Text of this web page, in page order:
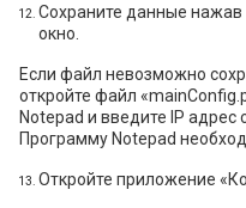
Сохраните данные нажав
окно.
Если файл невозможно
откройте файл
Notepad и введите IP
Программу Notepad
Откройте приложение